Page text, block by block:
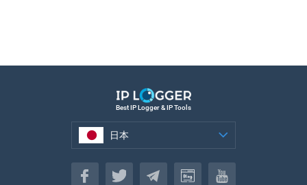
Best IP Logger & IP Tools
日本
日本